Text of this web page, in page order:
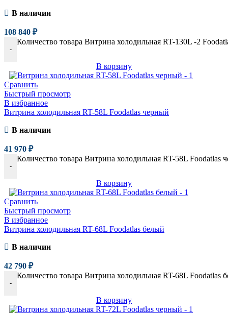
В наличии
108 840 ₽
-
Количество товара Витрина холодильная RT-130L -2
В корзину
Сравнить
Быстрый просмотр
В избранное
Витрина холодильная RT-58L Foodatlas черный
В наличии
41 970 ₽
-
Количество товара Витрина холодильная RT-58L Foodatlas
В корзину
Сравнить
Быстрый просмотр
В избранное
Витрина холодильная RT-68L Foodatlas белый
В наличии
42 790 ₽
-
Количество товара Витрина холодильная RT-68L Foodatlas
В корзину